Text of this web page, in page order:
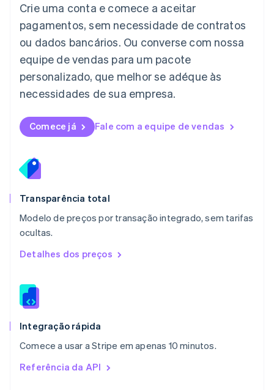
Crie uma conta e comece a aceitar
pagamentos, sem necessidade de contratos
ou dados bancários. Ou converse com nossa
equipe de vendas para um pacote
personalizado, que melhor se adéque às
necessidades de sua empresa.
Comece já Fale com a equipe de vendas
Transparência total
Modelo de preços por transação integrado, sem tarifas
ocultas.
Detalhes dos preços
Integração rápida
Comece a usar a Stripe em apenas 10 minutos.
Referência da API
Liechtenstein
DeutschEnglish
Lituânia
English
Luxemburgo
FrançaisDeutsch English
English简体中文
English
México
Noruega
English
English
NederlandsEnglish
Polônia
English
RAE de Hong Kong, China
Reino Unido
English
English
English